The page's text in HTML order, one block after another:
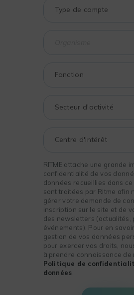
RITME attache une grande
confidentialité de vos
données recueillies dans
sont traitées par Ritme afin
gérer votre demande de
inscription sur le site et de
des newsletters (actualités,
événements). Pour en
gestion de vos données
pour exercer vos droits,
à prendre connaissance de
Politique de
données